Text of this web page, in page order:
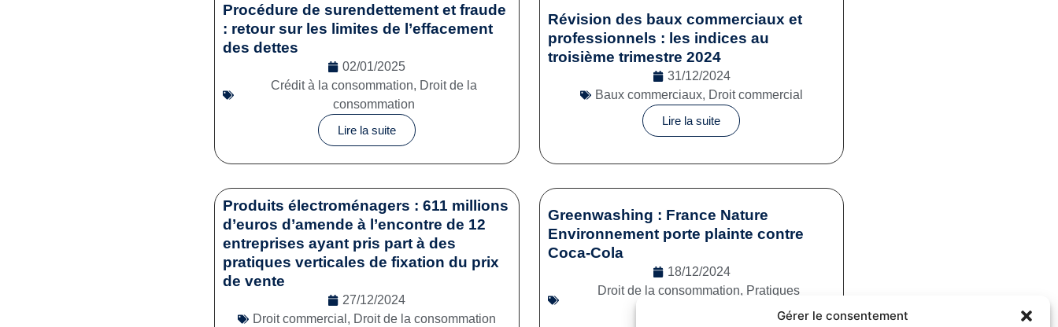
Gérer le consentement
Procédure de surendettement et fraude
: retour sur les limites de l’effacement
des dettes
02/01/2025
Crédit à la consommation, Droit de la
consommation
Lire la suite
Révision des baux commerciaux et
professionnels : les indices au
troisième trimestre 2024
31/12/2024
Baux commerciaux, Droit commercial
Lire la suite
Produits électroménagers : 611 millions
d’euros d’amende à l’encontre de 12
entreprises ayant pris part à des
pratiques verticales de fixation du prix
de vente
27/12/2024
Droit commercial , Droit de la consommation
Greenwashing : France Nature
Environnement porte plainte contre
Coca-Cola
18/12/2024
Droit de la consommation, Pratiques